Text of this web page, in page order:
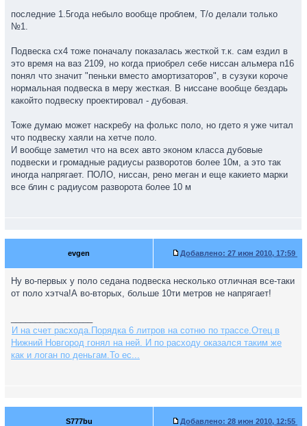
последние 1.5года небыло вообще проблем, Т/о делали только
№1.
Подвеска сх4 тоже поначалу показалась жесткой т.к. сам ездил в
это время на ваз 2109, но когда приобрел себе ниссан альмера n16
понял что значит "пеньки вместо амортизаторов", в сузуки короче
нормальная подвеска в меру жесткая. В ниссане вообще бездарь
какойто подвеску проектировал - дубовая.
Тоже думаю может наскребу на фолькс поло, но гдето я уже читал
что подвеску хаяли на хетче поло.
И вообще заметил что на всех авто эконом класса дубовые
подвески и громадные радиусы разворотов более 10м, а это так
иногда напрягает. ПОЛО, ниссан, рено меган и еще какието марки
все блин с радиусом разворота более 10 м
evgen Добавлено: 27 июн 2010, 17:59
Ну во-первых у поло седана подвеска несколько отличная все-таки
от поло хэтча!А во-вторых, больше 10ти метров не напрягает!
И на счет расхода.Порядка 6 литров на сотню по трассе.Отец в
Нижний Новгород гонял на ней. И по расходу оказался таким же
как и логан по деньгам.То ес...
S777bu Добавлено: 28 июн 2010, 12:55